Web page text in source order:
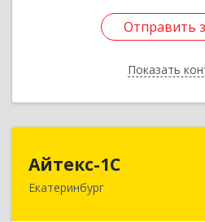
Отправить
Показать
Отправить
Назад
Айтекс-1С
Екатеринбург
620041, Свердловская